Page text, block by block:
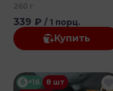
260 г
339 ₽ / 1 порц.
Купить
б +16
8 шт